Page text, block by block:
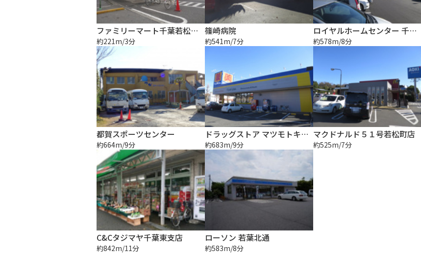
ファミリーマート千葉若松町店
約221m/3分
篠崎病院
約541m/7分
ロイヤルホームセンター 千葉店
約578m/8分
都賀スポーツセンター
約664m/9分
ドラッグストア マツモトキヨシ 千葉若松町店
約683m/9分
マクドナルド５１号若松町店
約525m/7分
C&Cタジマヤ千葉東支店
約842m/11分
ローソン 若葉北通
約583m/8分